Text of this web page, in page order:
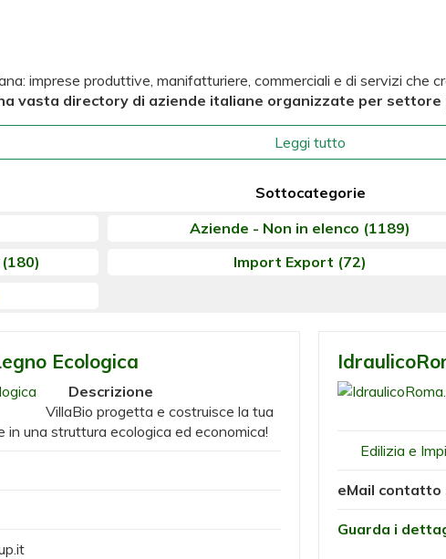
imprese produttive, manifatturiere, commerciali e di servizi che
vasta directory di aziende italiane organizzate per
Leggi tutto
Sottocategorie
Aziende - Non in elenco (1189)
(180) Import Export (72)
Ecologica
Descrizione
VillaBio progetta e costruisce la tua
una struttura ecologica ed economica!
Edilizia e
eMail contatto
Guarda i